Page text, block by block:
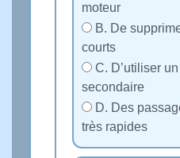
moteur
B. De
courts
C. D’utiliser
secondaire
D. Des
très rapides